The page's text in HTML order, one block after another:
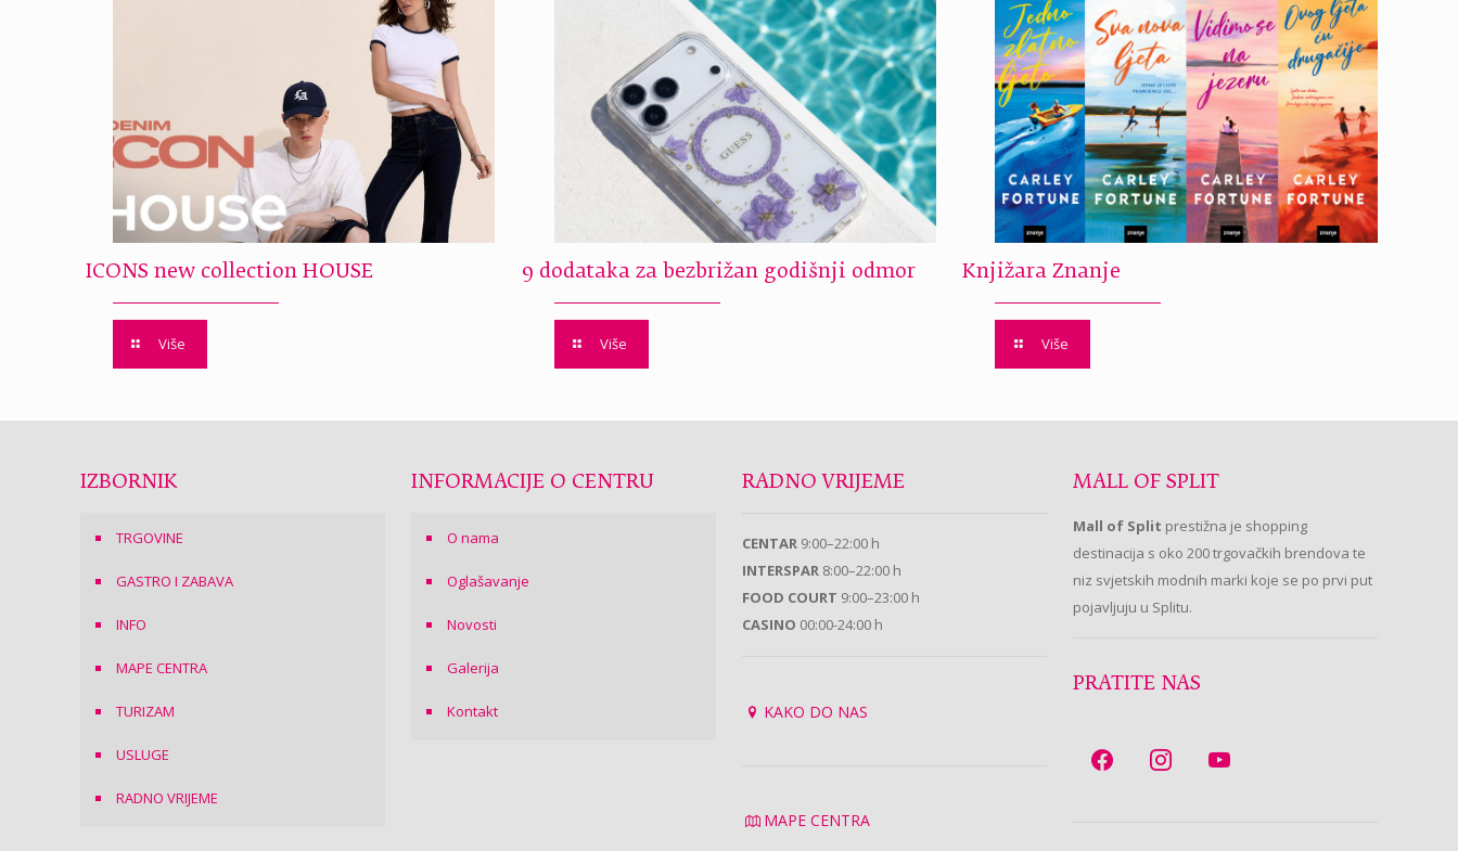
ICONS new collection HOUSE
Više
9 dodataka za bezbrižan godišnji odmor
Više
Knjižara Znanje
Više
IZBORNIK
TRGOVINE
GASTRO I ZABAVA
INFO
MAPE CENTRA
TURIZAM
USLUGE
RADNO VRIJEME
INFORMACIJE O CENTRU
O nama
Oglašavanje
Novosti
Galerija
Kontakt
RADNO VRIJEME
CENTAR 9:00–22:00 h
INTERSPAR 8:00–22:00 h
FOOD COURT 9:00–23:00 h
CASINO 00:00-24:00 h
KAKO DO NAS
MAPE CENTRA
MALL OF SPLIT
Mall of Split prestižna je shopping
destinacija s oko 200 trgovačkih brendova te
niz svjetskih modnih marki koje se po prvi put
pojavljuju u Splitu.
PRATITE NAS